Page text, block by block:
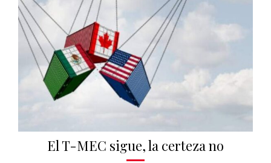
El T-MEC sigue, la certeza no